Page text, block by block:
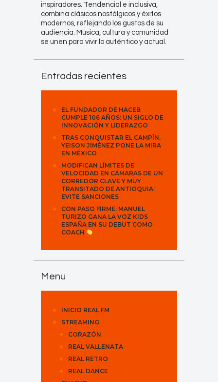
inspiradores. Tendencial e inclusiva,
combina clásicos nostálgicos y éxitos
modernos, reflejando los gustos de su
audiencia. Música, cultura y comunidad
se unen para vivir lo auténtico y actual.
Entradas recientes
EL FUNDADOR DE HACEB
CUMPLE 106 AÑOS: UN SIGLO DE
INNOVACIÓN Y LIDERAZGO
TRAS CONQUISTAR EL CAMPÍN,
YEISON JIMÉNEZ PONE LA MIRA
EN MÉXICO
MODIFICAN LÍMITES DE
VELOCIDAD EN CÁMARAS DE UN
CORREDOR CLAVE Y MUY
TRANSITADO DE ANTIOQUIA:
EVITE SANCIONES
CON PASO FIRME: MANUEL
TURIZO GANA LA VOZ KIDS
ESPAÑA EN SU DEBUT COMO
COACH
Menu
INICIO REAL FM
STREAMING
CORAZÓN
REAL VALLENATA
REAL RETRO
REAL DANCE